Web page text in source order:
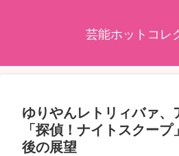
芸能ホットコレ
ゆりやんレトリィバァ、
「探偵！ナイトスクー
後の展望